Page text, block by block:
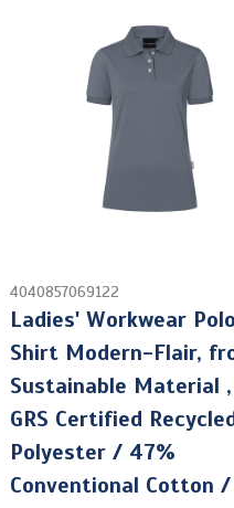
4040857069122
Ladies' Workwear Polo
Shirt Modern-Flair,
Sustainable Material ,
GRS Certified
Polyester / 47%
Conventional Cotton